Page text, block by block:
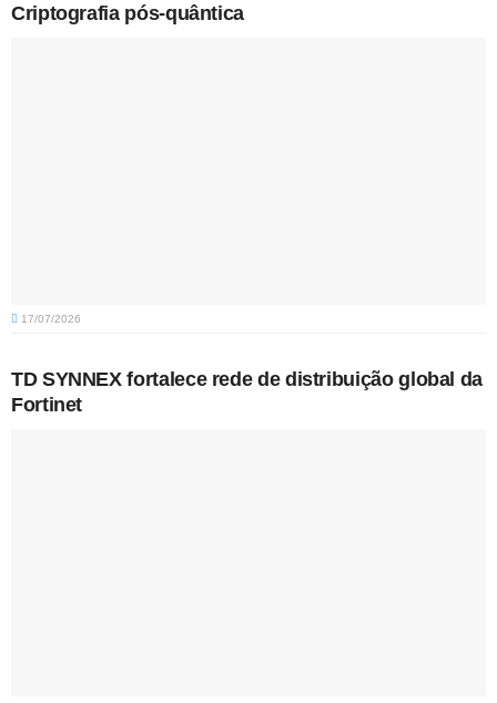
Criptografia pós-quântica
17/07/2026
TD SYNNEX fortalece rede de distribuição global da
Fortinet